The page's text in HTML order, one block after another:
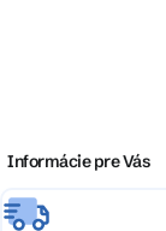
Informácie pre Vás